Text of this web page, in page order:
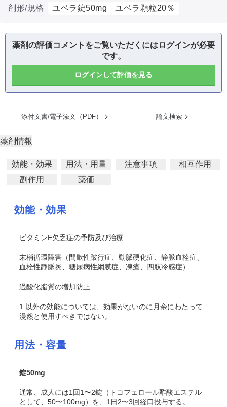
剤形/規格
ユベラ錠50mg ユベラ顆粒20％
薬剤の評価コメントをご覧いただくにはログインが必要
です。
ログインして評価を見る
添付文書/電子添文（PDF） 論文検索
薬剤情報
効能・効果 用法・用量 注意事項
相互作用
副作用
薬価
効能・効果
ビタミンE欠乏症の予防及び治療
末梢循環障害（間歇性跛行症、動脈硬化症、静脈血栓症、
血栓性静脈炎、糖尿病性網膜症、凍瘡、四肢冷感症）
過酸化脂質の増加防止
1.以外の効能については、効果がないのに月余にわたって
漫然と使用すべきではない。
用法・容量
錠50mg
通常、成人には1回1〜2錠（トコフェロール酢酸エステル
として、50〜100mg）を、1日2〜3回経口投与する。